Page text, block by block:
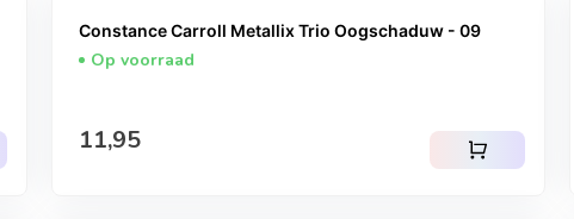
Constance Carroll Metallix Trio Oogschaduw - 09
Op voorraad
Normale prijs
11,95 shopping_cart